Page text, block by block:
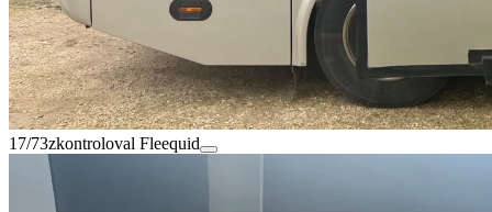
17/73zkontroloval Fleequid